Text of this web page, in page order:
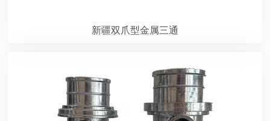
新疆双爪型金属三通